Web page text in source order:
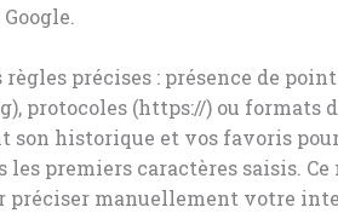
précises : présence de
protocoles (https://) ou formats
son historique et vos favoris
premiers caractères saisis. Ce
manuellement votre